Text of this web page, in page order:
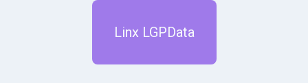
Linx LGPData